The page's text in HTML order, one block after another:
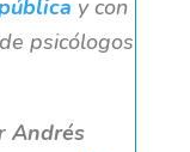
y con
psicólogos
Andrés